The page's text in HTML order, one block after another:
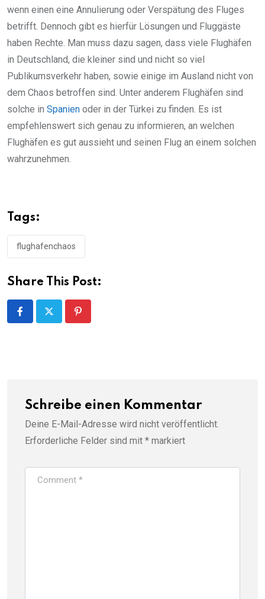
wenn einen eine Annulierung oder Verspätung des Fluges
betrifft. Dennoch gibt es hierfür Lösungen und Fluggäste
haben Rechte. Man muss dazu sagen, dass viele Flughäfen
in Deutschland, die kleiner sind und nicht so viel
Publikumsverkehr haben, sowie einige im Ausland nicht von
dem Chaos betroffen sind. Unter anderem Flughäfen sind
solche in Spanien oder in der Türkei zu finden. Es ist
empfehlenswert sich genau zu informieren, an welchen
Flughäfen es gut aussieht und seinen Flug an einem solchen
wahrzunehmen.
Tags:
flughafenchaos
Share This Post:
Schreibe einen Kommentar
Deine E-Mail-Adresse wird nicht veröffentlicht.
Erforderliche Felder sind mit * markiert